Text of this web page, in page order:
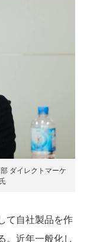
ダイレクトマーケ
て自社製品を作
。近年一般化し